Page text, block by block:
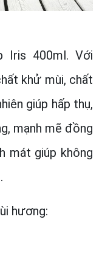
Iris 400ml. Với
khử mùi, chất
giúp hấp thụ,
mạnh mẽ đồng
mát giúp không
hương: